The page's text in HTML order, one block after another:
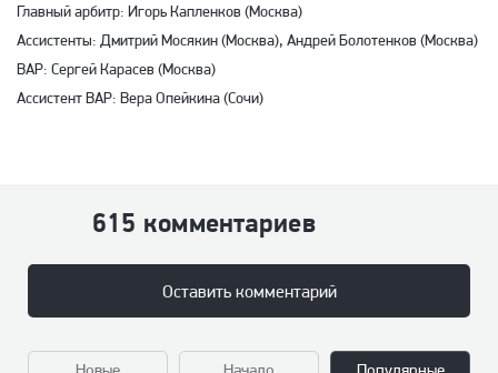
Главный арбитр: Игорь Капленков (Москва)
Ассистенты: Дмитрий Мосякин (Москва), Андрей Болотенков (Москва)
ВАР: Сергей Карасев (Москва)
Ассистент ВАР: Вера Опейкина (Сочи)
615 комментариев
Оставить комментарий